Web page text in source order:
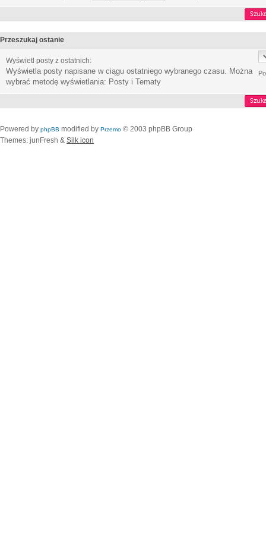
Przeszukaj ostanie
Wyświetl posty z ostatnich:
Wyświetla posty napisane w ciągu ostatniego wybranego czasu. Można
wybrać metodę wyświetlania: Posty i Tematy
Powered by phpBB modified by Przemo © 2003 phpBB Group
Themes: junFresh & Silk icon